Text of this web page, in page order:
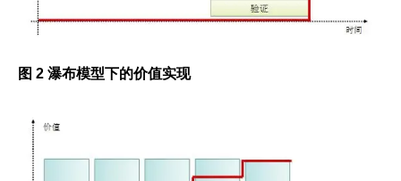
图 2 瀑布模型下的价值实现